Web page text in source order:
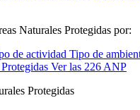
Naturales Protegidas por:
de actividad Tipo de
Ver las 226 ANP
Protegidas